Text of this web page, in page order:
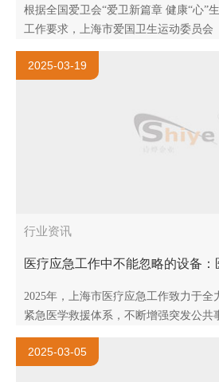
根据全国爱卫会“爱卫新篇章 健康“心”
工作要求，上海市爱国卫生运动委员会
决定于2025年3月下旬—4月底，在上海
境，..
2025-03-19
行业资讯
医疗应急工作中不能忽略的设备：
2025年，上海市医疗应急工作致力于全
紧急医学救援体系，不断增强突发公共
动医疗卫生保障能力，扎实做好医疗安
加快建成..
2025-03-05